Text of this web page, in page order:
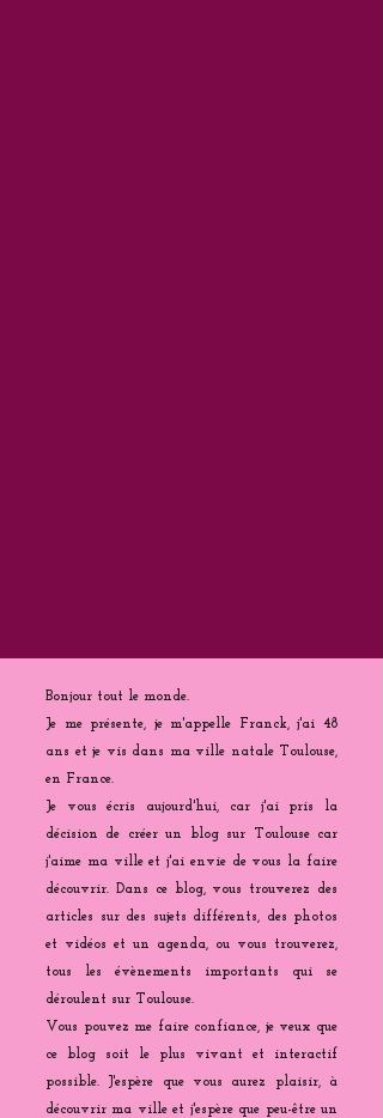
Bonjour tout le monde.
Je me présente, je m'appelle Franck, j'ai 48
ans et je vis dans ma ville natale Toulouse,
en France.
Je vous écris aujourd'hui, car j'ai pris la
décision de créer un blog sur Toulouse car
j'aime ma ville et j'ai envie de vous la faire
découvrir. Dans ce blog, vous trouverez des
articles sur des sujets différents, des photos
et vidéos et un agenda, ou vous trouverez,
tous les évènements importants qui se
déroulent sur Toulouse.
Vous pouvez me faire confiance, je veux que
ce blog soit le plus vivant et interactif
possible. J'espère que vous aurez plaisir, à
découvrir ma ville et j'espère que peu-être un